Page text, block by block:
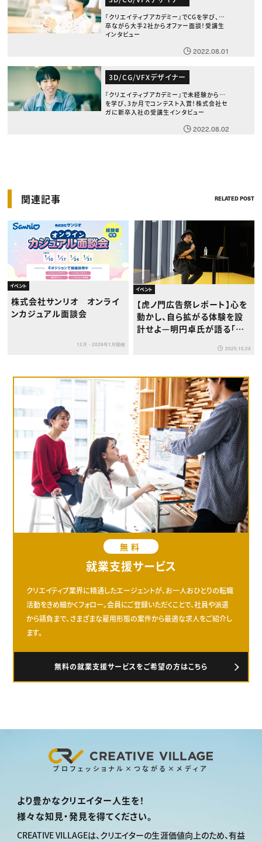
『クリエイティブアカデミー』でCGを学び、新
卒ながら大手2社からオファー面談！受講生
インタビュー
2022.08.01
3D/CG/VFXデザイナー
『クリエイティブアカデミー』で未経験からCG
を学び、3か月でコンテスト入賞！株式会社セ
ガに新卒入社の受講生インタビュー
2022.08.02
関連記事 RELATED POST
イベント
株式会社サンリオ オンライ
ンカジュアル面談会
12月・2026年1月開催
イベント
【虎ノ門広告祭レポート】心を
動かし、自ら拡がる体験を設
計せよ—明円卓氏が語る「体
験クリエイティブ」の8原則
2025.10.24
無料
就業支援サービス
クリエイティブ業界に精通したエージェントが、お一人おひとりの転職
活動をきめ細かくフォロー。会員にご登録いただくことで、社員や派遣
から請負まで、さまざまな雇用形態の案件から最適な求人をご紹介し
ます。
無料の就業支援サービスをご希望の方はこちら
プロフェッショナル×つながる×メディア
より豊かなクリエイター人生を！
様々な知見・発見を得てください。
CREATIVE VILLAGEは、クリエイターの生涯価値向上のため、有益